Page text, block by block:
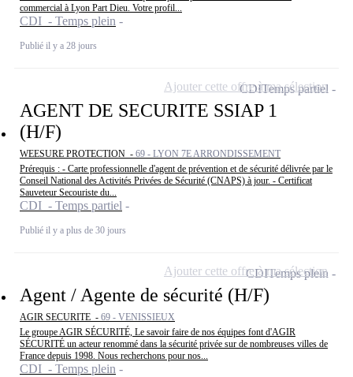
commercial à Lyon Part Dieu. Votre profil...
CDI - Temps plein
Publié il y a 28 jours
AGENT DE SECURITE SSIAP 1
(H/F)
WEESURE PROTECTION - 69 - LYON 7E ARRONDISSEMENT
Prérequis : - Carte professionnelle d'agent de prévention et de sécurité délivrée par le
Conseil National des Activités Privées de Sécurité (CNAPS) à jour. - Certificat
Sauveteur Secouriste du...
CDI - Temps partiel
Publié il y a plus de 30 jours
CDITemps partiel
Ajouter cette offre à ma sélection
Agent / Agente de sécurité (H/F)
AGIR SECURITE - 69 - VENISSIEUX
Le groupe AGIR SÉCURITÉ, Le savoir faire de nos équipes font d'AGIR
SÉCURITÉ un acteur renommé dans la sécurité privée sur de nombreuses villes de
France depuis 1998. Nous recherchons pour nos...
CDI - Temps plein
CDITemps plein
Ajouter cette offre à ma sélection